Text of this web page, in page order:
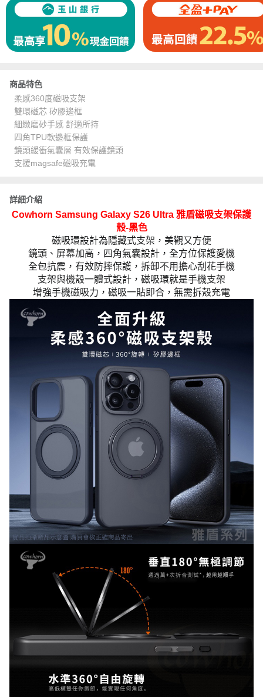
商品特色
柔感360度磁吸支架
雙環磁芯 矽膠邊框
細緻磨砂手感 舒適所持
四角TPU軟邊框保護
鏡頭緩衝氣囊層 有效保護鏡頭
支援magsafe磁吸充電
詳細介紹
Cowhorn Samsung Galaxy S26 Ultra 雅盾磁吸支架保護
殼-黑色
磁吸環設計為隱藏式支架，美觀又方便
鏡頭、屏幕加高，四角氣囊設計，全方位保護愛機
全包抗震，有效防摔保護，拆卸不用擔心刮花手機
支架與機殼一體式設計，磁吸環就是手機支架
增強手機磁吸力，磁吸一貼即合，無需拆殼充電